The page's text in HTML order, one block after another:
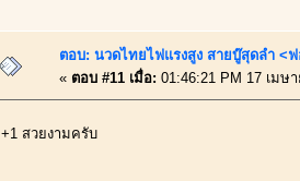
ตอบ: นวดไทยไฟแรงสูง สายบู๊สุดลำ <ฟ
« ตอบ #11 เมื่อ: 01:46:21 PM 17 เมษ
+1 สวยงามครับ